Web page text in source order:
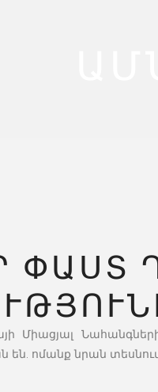
ՓԱՍՏ
Միացյալ
ոմանք նրան տեսնում